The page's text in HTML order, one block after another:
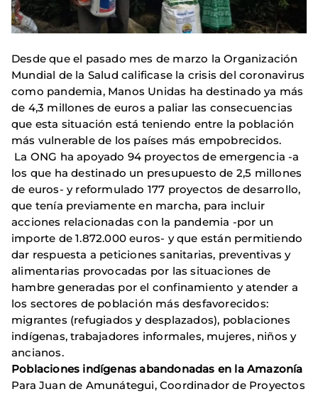
Desde que el pasado mes de marzo la Organización
Mundial de la Salud calificase la crisis del coronavirus
como pandemia, Manos Unidas ha destinado ya más
de 4,3 millones de euros a paliar las consecuencias
que esta situación está teniendo entre la población
más vulnerable de los países más empobrecidos.
La ONG ha apoyado 94 proyectos de emergencia -a
los que ha destinado un presupuesto de 2,5 millones
de euros- y reformulado 177 proyectos de desarrollo,
que tenía previamente en marcha, para incluir
acciones relacionadas con la pandemia -por un
importe de 1.872.000 euros- y que están permitiendo
dar respuesta a peticiones sanitarias, preventivas y
alimentarias provocadas por las situaciones de
hambre generadas por el confinamiento y atender a
los sectores de población más desfavorecidos:
migrantes (refugiados y desplazados), poblaciones
indígenas, trabajadores informales, mujeres, niños y
ancianos.
Poblaciones indígenas abandonadas en la Amazonía
Para Juan de Amunátegui, Coordinador de Proyectos